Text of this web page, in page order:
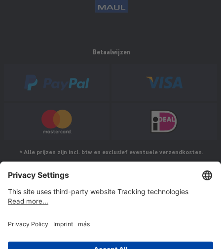
Betaalwijzen
* Alle prijzen zijn incl. btw en exclusief eventuele verzendkosten.
© Jakob Maul GmbH,